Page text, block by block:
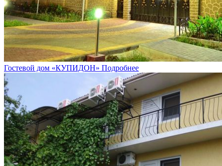
Гостевой дом «КУПИДОН» Подробнее